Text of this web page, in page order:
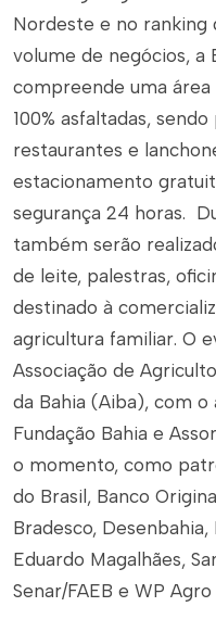
Nordeste e no ranking
volume de negócios, a
compreende uma
100% asfaltadas,
restaurantes e
estacionamento
segurança 24 horas.
também serão
de leite, palestras,
destinado à
agricultura familiar. O
Associação de
da Bahia (Aiba), com o
Fundação Bahia e
o momento, como
do Brasil, Banco
Bradesco,
Eduardo Magalhães,
Senar/FAEB e WP